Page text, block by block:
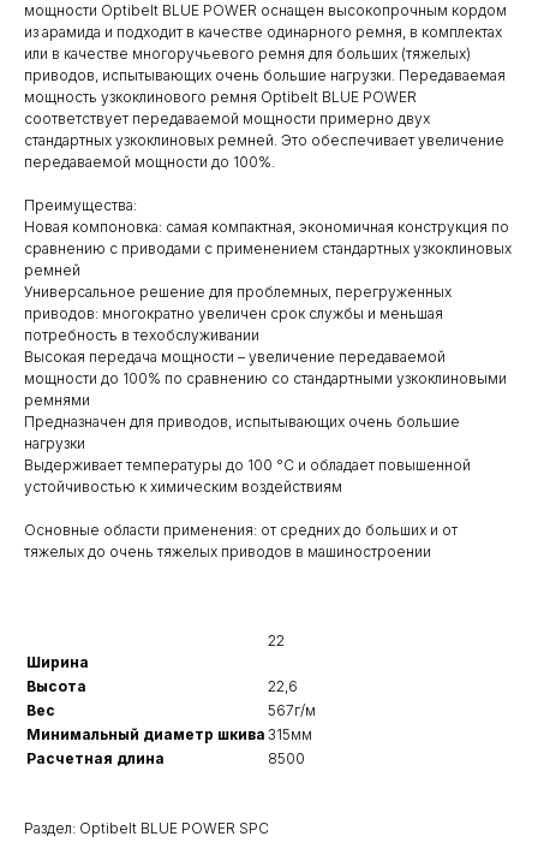
мощности Optibelt BLUE POWER оснащен высокопрочным кордом
из арамида и подходит в качестве одинарного ремня, в комплектах
или в качестве многоручьевого ремня для больших (тяжелых)
приводов, испытывающих очень большие нагрузки. Передаваемая
мощность узкоклинового ремня Optibelt BLUE POWER
соответствует передаваемой мощности примерно двух
стандартных узкоклиновых ремней. Это обеспечивает увеличение
передаваемой мощности до 100%.
Преимущества:
Новая компоновка: самая компактная, экономичная конструкция по
сравнению с приводами с применением стандартных узкоклиновых
ремней
Универсальное решение для проблемных, перегруженных
приводов: многократно увеличен срок службы и меньшая
потребность в техобслуживании
Высокая передача мощности – увеличение передаваемой
мощности до 100% по сравнению со стандартными узкоклиновыми
ремнями
Предназначен для приводов, испытывающих очень большие
нагрузки
Выдерживает температуры до 100 °C и обладает повышенной
устойчивостью к химическим воздействиям
Основные области применения: от средних до больших и от
тяжелых до очень тяжелых приводов в машиностроении
Ширина
22
Высота
22,6
Вес
567г/м
Минимальный диаметр шкива 315мм
Расчетная длина
8500
Раздел: Optibelt BLUE POWER SPC